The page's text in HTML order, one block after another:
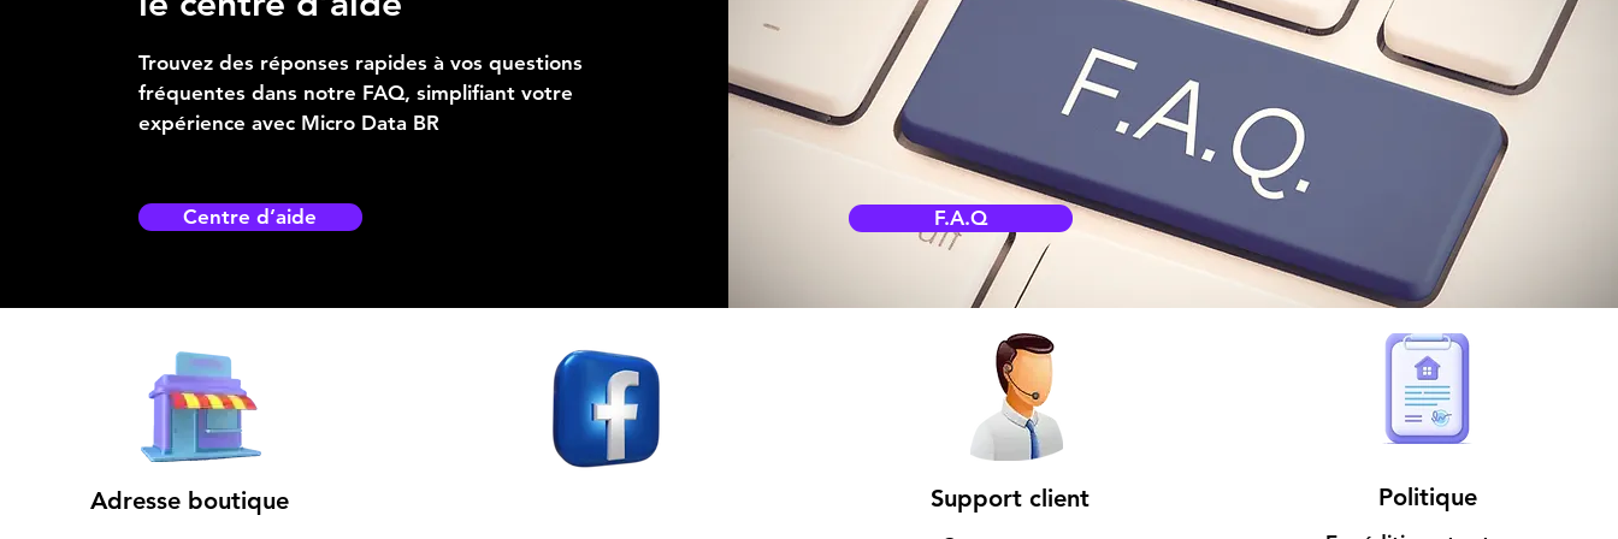
Trouvez des réponses rapides à vos questions
fréquentes dans notre FAQ, simplifiant votre
expérience avec Micro Data BR
Centre d’aide F.A.Q
Adresse boutique Support client Politique